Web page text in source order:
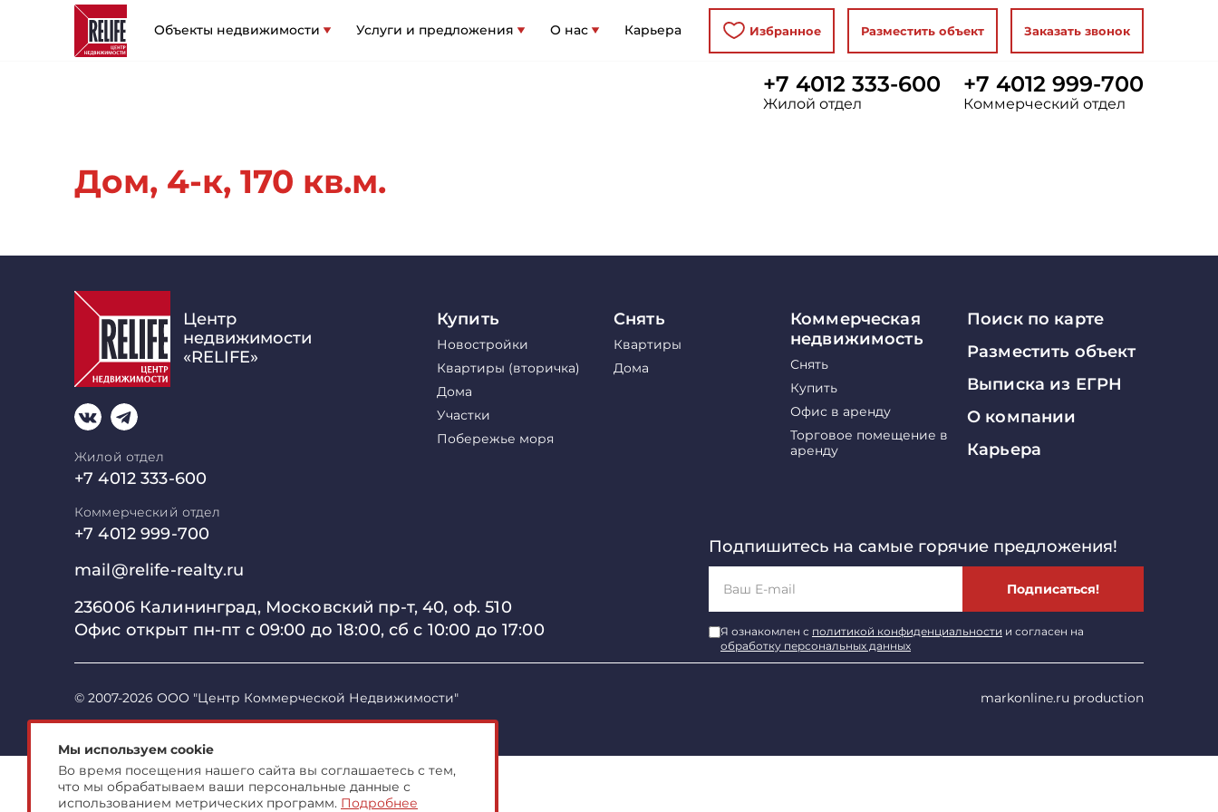
Объекты недвижимости Услуги и предложения О нас Карьера Избранное Разместить объект Заказать звонок
+7 4012 333-600
Жилой отдел
+7 4012 999-700
Коммерческий отдел
Дом, 4-к, 170 кв.м.
Центр
недвижимости
«RELIFE»
Жилой отдел
+7 4012 333-600
Коммерческий отдел
+7 4012 999-700
mail@relife-realty.ru
236006 Калининград, Московский пр-т, 40, оф. 510
Офис открыт пн-пт с 09:00 до18:00, сб с 10:00 до 17:00
Купить
Новостройки
Квартиры (вторичка)
Дома
Участки
Побережье моря
Снять
Квартиры
Дома
Коммерческая
недвижимость
Снять
Купить
Офис в аренду
Торговое помещение в
аренду
Поиск по карте
Разместить объект
Выписка из ЕГРН
О компании
Карьера
© 2007-2026 ООО "Центр Коммерческой Недвижимости" markonline.ru production
Подпишитесь на самые горячие предложения!
Подписаться!
Я ознакомлен с политикой конфиденциальности и согласен на
обработку персональных данных
Мы используем cookie
Во время посещения нашего сайта вы соглашаетесь с тем,
что мы обрабатываем ваши персональные данные с
использованием метрических программ. Подробнее